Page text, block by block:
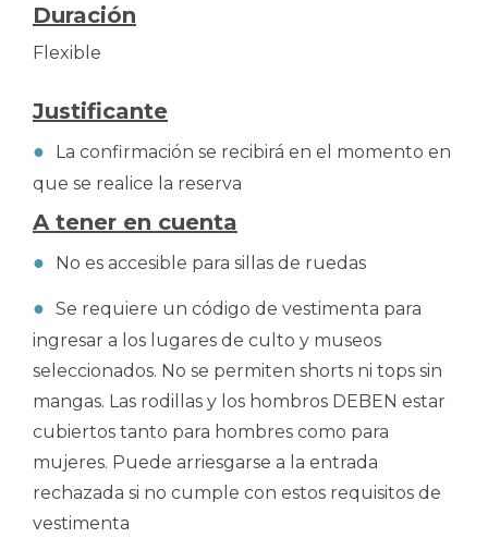
Duración
Flexible
Justificante
La confirmación se recibirá en el momento en
que se realice la reserva
A tener en cuenta
No es accesible para sillas de ruedas
Se requiere un código de vestimenta para
ingresar a los lugares de culto y museos
seleccionados. No se permiten shorts ni tops sin
mangas. Las rodillas y los hombros DEBEN estar
cubiertos tanto para hombres como para
mujeres. Puede arriesgarse a la entrada
rechazada si no cumple con estos requisitos de
vestimenta